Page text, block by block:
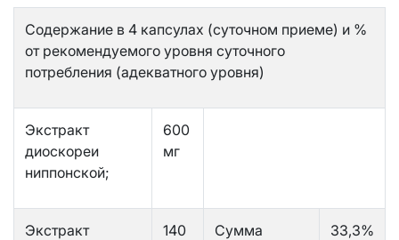
Содержание в 4 капсулах (суточном приеме) и %
от рекомендуемого уровня суточного
потребления (адекватного уровня)
Экстракт
диоскореи
ниппонской;
600
мг
Экстракт
140
Сумма
33,3%